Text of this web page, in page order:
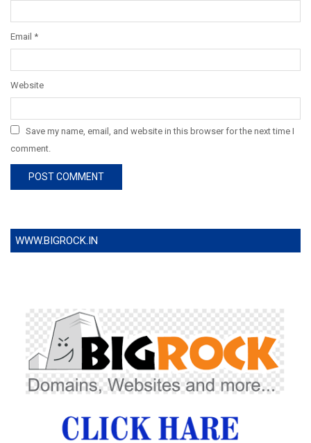
Email *
Website
Save my name, email, and website in this browser for the next time I
comment.
WWW.BIGROCK.IN